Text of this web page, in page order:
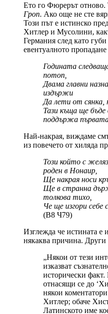
Ето го Фюрерът отново.
Гроп. Ако още не сте
Този път е истинско
Хитлер и Мусолини,
Германия след като
евентуалното
Годината
потоп,
Двама главни
издържи
Да лети от сянка,
Тази къща ще бъде
поддържа
Най-накрая, виждаме
из повечето от хиляда
Този който с
роден в Нонаир,
Ще накрая носи
Ще в странна
толкова тихо,
Че ще изгори себе
(В8 Ч79)
Изглежда че истината е
някаква причина. Други
„Някои от тези
изказват
исторически
отнасящи се до
някои
Хитлер; обаче
Латинското име